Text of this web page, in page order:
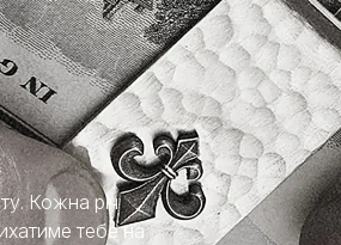
Кожна річ
тебе на